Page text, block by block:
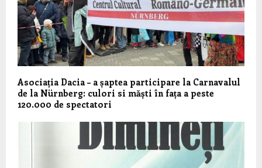
Asociația Dacia – a șaptea participare la Carnavalul
de la Nürnberg: culori si măști în fața a peste
120.000 de spectatori